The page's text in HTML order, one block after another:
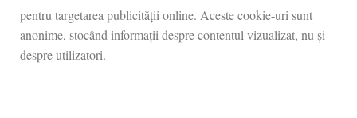
pentru targetarea publicității online. Aceste cookie-uri sunt
anonime, stocând informații despre contentul vizualizat, nu și
despre utilizatori.